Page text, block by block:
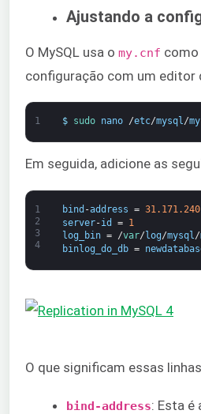
Ajustando a
O MySQL usa o my.cnf
configuração com um editor
1 $ sudo nano /etc/mysql/my
Em seguida, adicione as
1
2
3
4
bind -address =
server-id =
1
log_bin = /var/ log/mysql/
binlog_do_db =
O que significam essas
bind-address: Esta é